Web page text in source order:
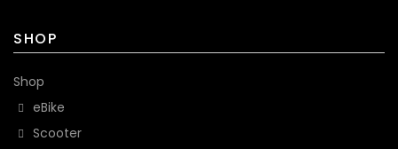
SHOP
Shop
eBike
Scooter